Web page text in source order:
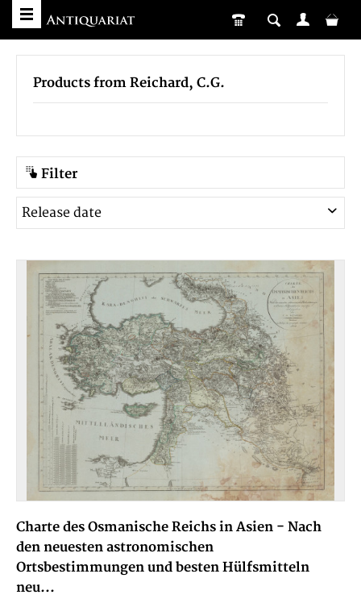
Products from Reichard, C.G.
Filter
Charte des Osmanische Reichs in Asien - Nach
den neuesten astronomischen
Ortsbestimmungen und besten Hülfsmitteln
neu...